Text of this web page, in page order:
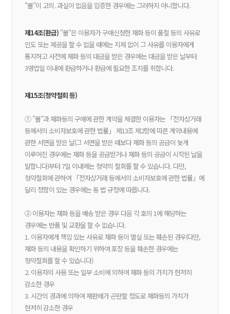
"몰"이 고의․과실이 없음을 입증한 경우에는 그러하지 아니합니다.
제14조(환급) "몰"은 이용자가 구매신청한 재화 등이 품절 등의 사유로
인도 또는 제공을 할 수 없을 때에는 지체 없이 그 사유를 이용자에게
통지하고 사전에 재화 등의 대금을 받은 경우에는 대금을 받은 날부터
3영업일 이내에 환급하거나 환급에 필요한 조치를 취합니다.
제15조(청약철회 등)
① "몰"과 재화등의 구매에 관한 계약을 체결한 이용자는 「전자상거래
등에서의 소비자보호에 관한 법률」 제13조 제2항에 따른 계약내용에
관한 서면을 받은 날(그 서면을 받은 때보다 재화 등의 공급이 늦게
이루어진 경우에는 재화 등을 공급받거나 재화 등의 공급이 시작된 날을
말합니다)부터 7일 이내에는 청약의 철회를 할 수 있습니다. 다만,
청약철회에 관하여 「전자상거래 등에서의 소비자보호에 관한 법률」에
달리 정함이 있는 경우에는 동 법 규정에 따릅니다.
② 이용자는 재화 등을 배송 받은 경우 다음 각 호의 1에 해당하는
경우에는 반품 및 교환을 할 수 없습니다.
1. 이용자에게 책임 있는 사유로 재화 등이 멸실 또는 훼손된 경우(다만,
재화 등의 내용을 확인하기 위하여 포장 등을 훼손한 경우에는
청약철회를 할 수 있습니다)
2. 이용자의 사용 또는 일부 소비에 의하여 재화 등의 가치가 현저히
감소한 경우
3. 시간의 경과에 의하여 재판매가 곤란할 정도로 재화등의 가치가
현저히 감소한 경우